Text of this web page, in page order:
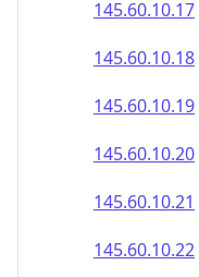
145.60.10.17
145.60.10.18
145.60.10.19
145.60.10.20
145.60.10.21
145.60.10.22